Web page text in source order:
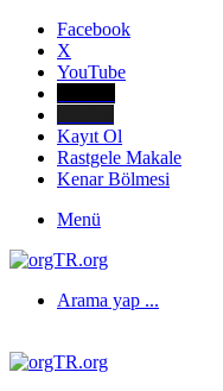
Facebook
X
YouTube
Kayıt Ol
Rastgele Makale
Kenar Bölmesi
Menü
Arama yap ...